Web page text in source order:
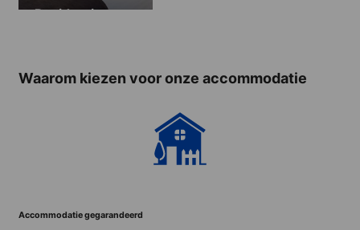
Residentie
Waarom kiezen voor onze accommodatie
Accommodatie gegarandeerd